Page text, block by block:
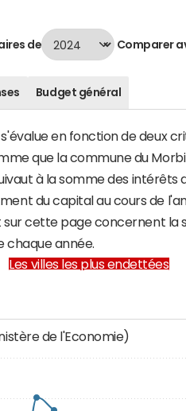
de Comparer
Budget général
en fonction de deux
que la commune du
à la somme des
du capital au cours de
cette page concernent la
chaque année.
Les villes les plus endettées
de l'Economie)